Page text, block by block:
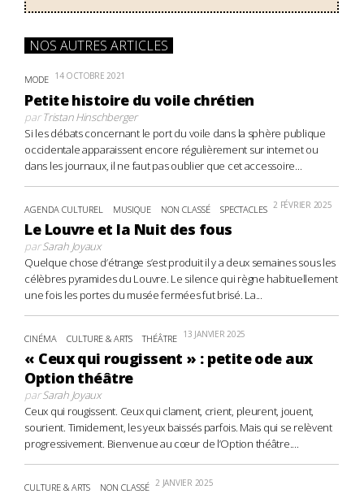
NOS AUTRES ARTICLES
MODE 14 OCTOBRE 2021
Petite histoire du voile chrétien
parTristan Hinschberger
Si les débats concernant le port du voile dans la sphère publique
occidentale apparaissent encore régulièrement sur internet ou
dans les journaux, il ne faut pas oublier que cet accessoire...
AGENDA CULTUREL MUSIQUE NON CLASSÉ SPECTACLES 2 FÉVRIER 2025
Le Louvre et la Nuit des fous
parSarah Joyaux
Quelque chose d’étrange s’est produit il y a deux semaines sous les
célèbres pyramides du Louvre. Le silence qui règne habituellement
une fois les portes du musée fermées fut brisé. La...
CINÉMA CULTURE & ARTS THÉÂTRE 13 JANVIER 2025
« Ceux qui rougissent » : petite ode aux
Option théâtre
parSarah Joyaux
Ceux qui rougissent. Ceux qui clament, crient, pleurent, jouent,
sourient. Timidement, les yeux baissés parfois. Mais qui se relèvent
progressivement. Bienvenue au cœur de l’Option théâtre....
CULTURE & ARTS NON CLASSÉ 2 JANVIER 2025